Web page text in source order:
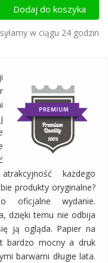
Dodaj do koszyka
w ciągu 24 godzin
każdego
produkty oryginalne?
oficjalne wydanie.
dzięki temu nie odbija
ją ogląda. Papier na
bardzo mocny a druk
barwami długie lata.